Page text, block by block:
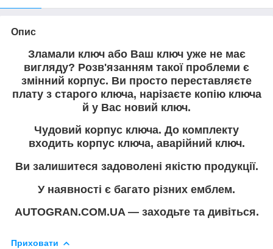
Опис
Зламали ключ або Ваш ключ уже не має
вигляду? Розв'язанням такої проблеми є
змінний корпус. Ви просто переставляєте
плату з старого ключа, нарізаєте копію ключа
й у Вас новий ключ.
Чудовий корпус ключа. До комплекту
входить корпус ключа, аварійний ключ.
Ви залишитеся задоволені якістю продукції.
У наявності є багато різних емблем.
AUTOGRAN.COM.UA — заходьте та дивіться.
Приховати